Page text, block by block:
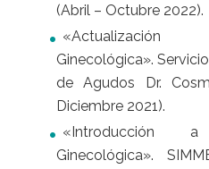
(Abril – Octubre 2022).
«Actualización
Ginecológica».
de Agudos Dr.
Diciembre 2021).
«Introducción
Ginecológica».